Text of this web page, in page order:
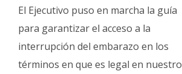
El Ejecutivo puso en marcha la guía
para garantizar el acceso a la
interrupción del embarazo en los
términos en que es legal en nuestro